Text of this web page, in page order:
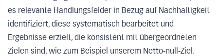
es relevante Handlungsfelder in Bezug auf Nachhaltigkeit
identifiziert, diese systematisch bearbeitet und
Ergebnisse erzielt, die konsistent mit übergeordneten
Zielen sind, wie zum Beispiel unserem Netto-null-Ziel.